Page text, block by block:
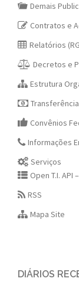
Demais
Contratos e
Relatórios
Decretos e
Estrutura
Convênios
Informações
Serviços
Open T.I. API
RSS
Mapa Site
DIÁRIOS